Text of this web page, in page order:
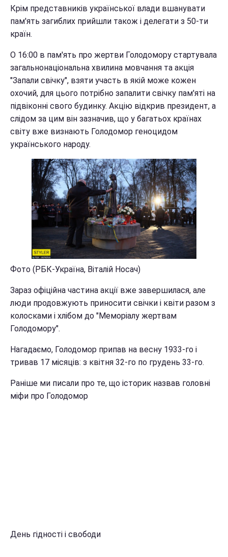
Крім представників української влади вшанувати
пам'ять загиблих прийшли також і делегати з 50-ти
країн.
О 16:00 в пам'ять про жертви Голодомору стартувала
загальнонаціональна хвилина мовчання та акція
"Запали свічку", взяти участь в якій може кожен
охочий, для цього потрібно запалити свічку пам'яті на
підвіконні свого будинку. Акцію відкрив президент, а
слідом за цим він зазначив, що у багатьох країнах
світу вже визнають Голодомор геноцидом
українського народу.
Фото (РБК-Україна, Віталій Носач)
Зараз офіційна частина акції вже завершилася, але
люди продовжують приносити свічки і квіти разом з
колосками і хлібом до "Меморіалу жертвам
Голодомору".
Нагадаємо, Голодомор припав на весну 1933-го і
тривав 17 місяців: з квітня 32-го по грудень 33-го.
Раніше ми писали про те, що історик назвав головні
міфи про Голодомор
День гідності і свободи